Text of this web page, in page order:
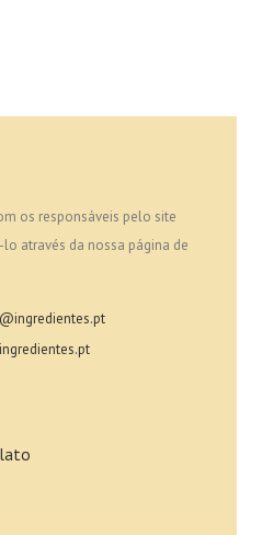
os responsáveis pelo site
através da nossa página de